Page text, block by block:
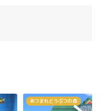
あつまれどうぶつの森